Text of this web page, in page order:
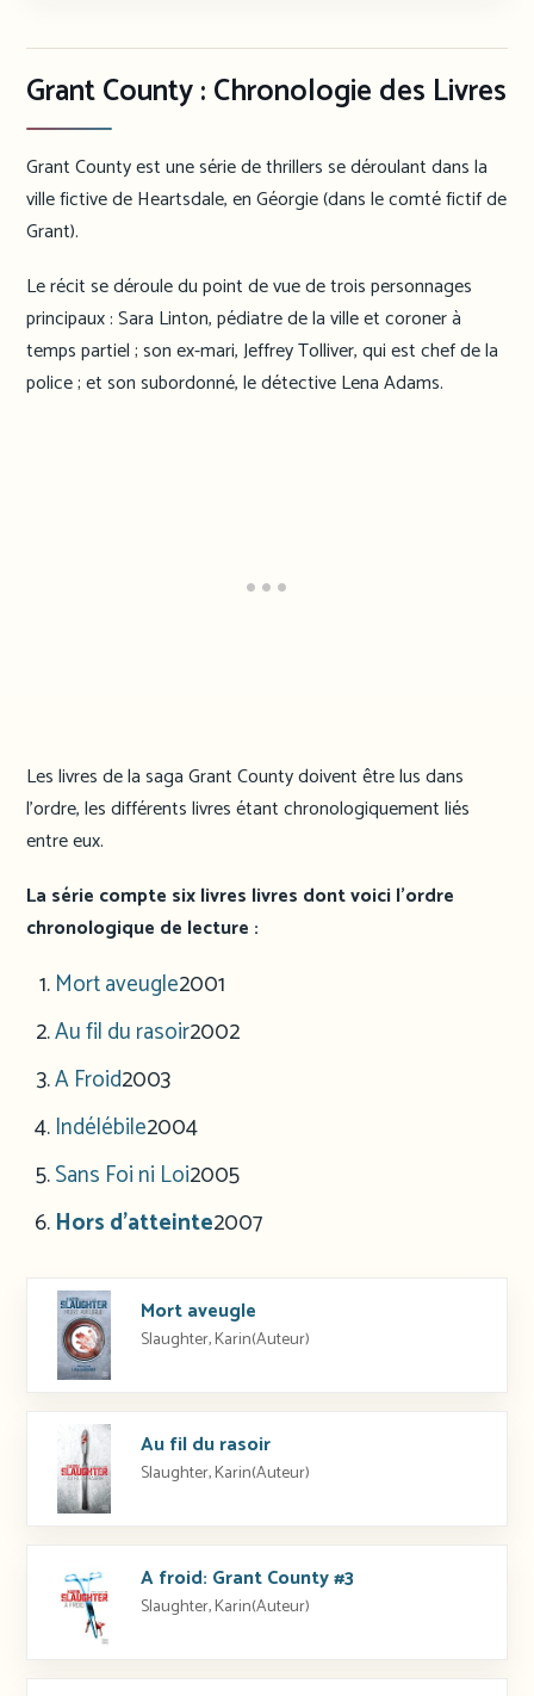
Grant County : Chronologie des Livres
Grant County est une série de thrillers se déroulant dans la
ville fictive de Heartsdale, en Géorgie (dans le comté fictif de
Grant).
Le récit se déroule du point de vue de trois personnages
principaux : Sara Linton, pédiatre de la ville et coroner à
temps partiel ; son ex-mari, Jeffrey Tolliver, qui est chef de la
police ; et son subordonné, le détective Lena Adams.
Les livres de la saga Grant County doivent être lus dans
l’ordre, les différents livres étant chronologiquement liés
entre eux.
La série compte six livres livres dont voici l’ordre
chronologique de lecture :
Mort aveugle2001
Au fil du rasoir2002
A Froid2003
Indélébile2004
Sans Foi ni Loi2005
Hors d’atteinte2007
Mort aveugle
Slaughter, Karin(Auteur)
Au fil du rasoir
Slaughter, Karin(Auteur)
A froid: Grant County #3
Slaughter, Karin(Auteur)